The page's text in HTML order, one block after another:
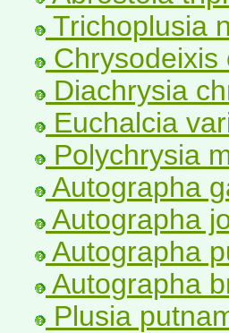
Trichoplusia
Chrysodeixis
Diachrysia
Euchalcia
Polychrysia
Autographa
Autographa
Autographa
Autographa
Plusia